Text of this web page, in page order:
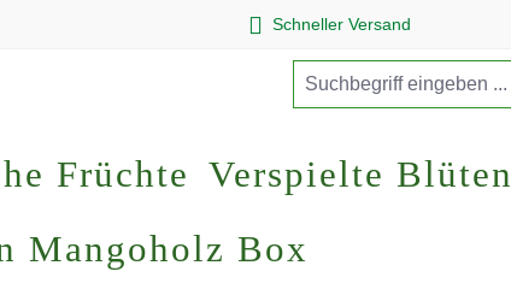
Schneller Versand
Früchte Verspielte Blüten
Mangoholz Box